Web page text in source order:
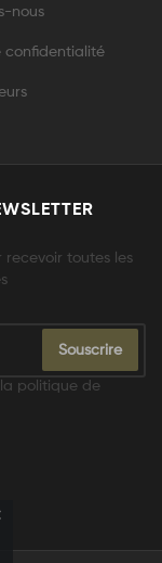
nous
confidentialité
toutes les
Souscrire
politique de